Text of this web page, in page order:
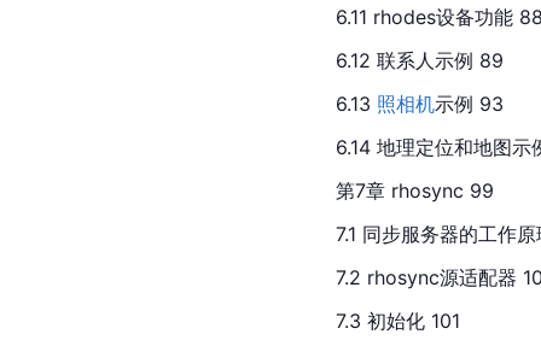
6.11 rhodes设备功能
6.12 联系人示例 89
6.13 照相机示例 93
6.14 地理定位和地图示
第7章 rhosync 99
7.1 同步服务器的工作
7.2 rhosync源适配器
7.3 初始化 101